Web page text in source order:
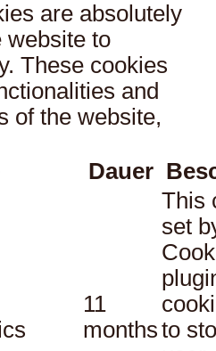
are absolutely
website to
These cookies
and
of the website,
Dauer
11
months
This
set
to